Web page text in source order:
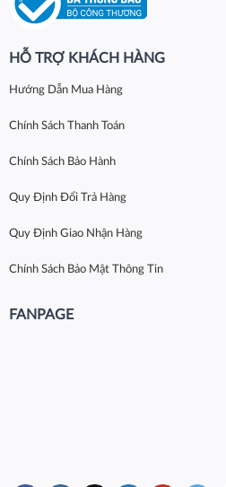
HỖ TRỢ KHÁCH HÀNG
Hướng Dẫn Mua Hàng
Chính Sách Thanh Toán
Chính Sách Bảo Hành
Quy Định Đổi Trả Hàng
Quy Định Giao Nhận Hàng
Chính Sách Bảo Mật Thông Tin
FANPAGE